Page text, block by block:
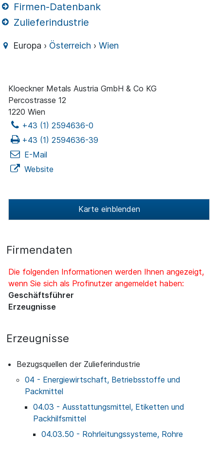
Firmen-Datenbank
Zulieferindustrie
Europa › Österreich ›Wien
Kloeckner Metals Austria GmbH & Co KG
Percostrasse 12
1220 Wien
+43 (1) 2594636-0
+43 (1) 2594636-39
E-Mail
Website
Karte einblenden
Firmendaten
Die folgenden Informationen werden Ihnen angezeigt,
wenn Sie sich als Profinutzer angemeldet haben:
Geschäftsführer
Erzeugnisse
Erzeugnisse
Bezugsquellen der Zulieferindustrie
04 - Energiewirtschaft, Betriebsstoffe und
Packmittel
04.03 - Ausstattungsmittel, Etiketten und
Packhilfsmittel
04.03.50 - Rohrleitungssysteme, Rohre